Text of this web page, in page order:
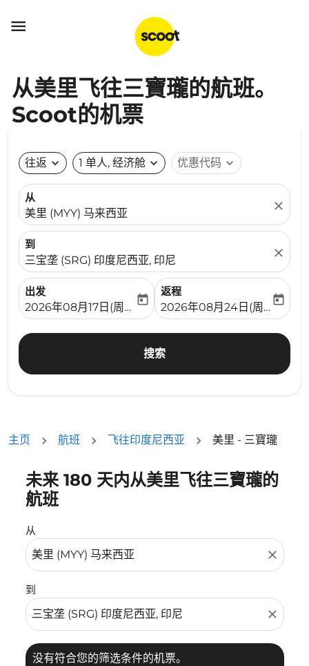

从美里飞往三寶瓏的航班。
Scoot的机票
往返 expand_more 1 单人, 经济舱 expand_more 优惠代码 expand_more
从
美里 (MYY) 马来西亚
close
到
三宝垄 (SRG) 印度尼西亚, 印尼
close
出发
fc-booking-departure-date-aria-label
2026年08月17日(周一)
today
返程
fc-booking-return-date-
2026年08月24日(周一)
today
搜索
主页 航班 飞往印度尼西亚 美里 - 三寶瓏
未来 180 天内从美里飞往三寶瓏的
航班
从
close
到
close
没有符合您的筛选条件的机票。
没有符合您的筛选条件的机票。请调整您的筛选条件。